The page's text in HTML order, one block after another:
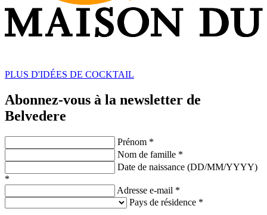
PLUS D'IDÉES DE COCKTAIL
Abonnez-vous à la newsletter de
Belvedere
Prénom *
Nom de famille *
Date de naissance (DD/MM/YYYY)
*
Adresse e-mail *
Pays de résidence *